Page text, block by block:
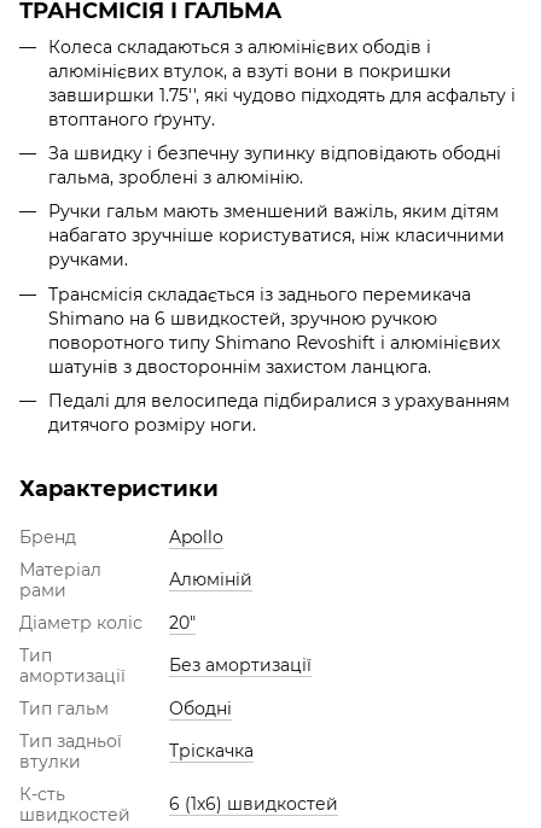
ТРАНСМІСІЯ І ГАЛЬМА
Колеса складаються з алюмінієвих ободів і
алюмінієвих втулок, а взуті вони в покришки
завширшки 1.75'', які чудово підходять для асфальту і
втоптаного ґрунту.
За швидку і безпечну зупинку відповідають ободні
гальма, зроблені з алюмінію.
Ручки гальм мають зменшений важіль, яким дітям
набагато зручніше користуватися, ніж класичними
ручками.
Трансмісія складається із заднього перемикача
Shimano на 6 швидкостей, зручною ручкою
поворотного типу Shimano Revoshift і алюмінієвих
шатунів з двостороннім захистом ланцюга.
Педалі для велосипеда підбиралися з урахуванням
дитячого розміру ноги.
Характеристики
Бренд
Apollo
Матеріал
рами
Алюміній
Діаметр коліс
20"
Тип
амортизації
Без амортизації
Тип гальм
Ободні
Тип задньої
втулки
Тріскачка
К-сть
швидкостей
6 (1х6) швидкостей